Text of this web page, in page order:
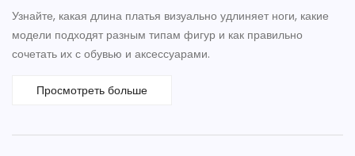
Узнайте, какая длина платья визуально удлиняет ноги, какие
модели подходят разным типам фигур и как правильно
сочетать их с обувью и аксессуарами.
Просмотреть больше